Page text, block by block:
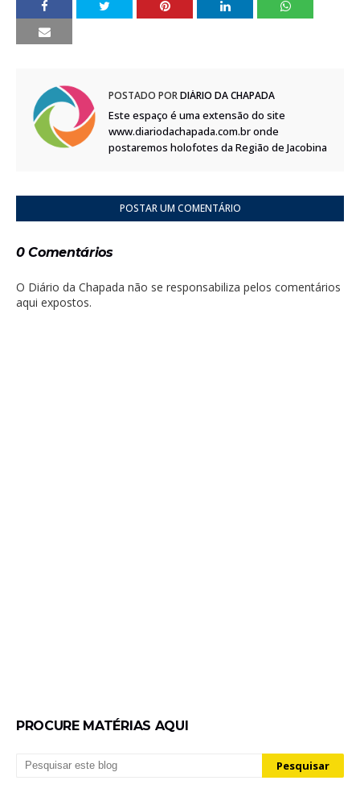
POSTADO PORDIÁRIO DA CHAPADA
Este espaço é uma extensão do site
www.diariodachapada.com.br onde
postaremos holofotes da Região de Jacobina
POSTAR UM COMENTÁRIO
0 Comentários
O Diário da Chapada não se responsabiliza pelos comentários
aqui expostos.
PROCURE MATÉRIAS AQUI